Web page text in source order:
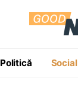
Politică Social